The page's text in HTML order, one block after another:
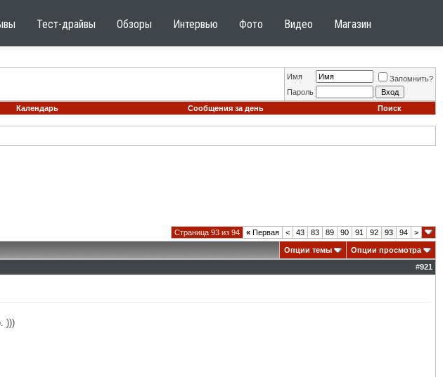
Тест-драйвы Обзоры Интервью Фото Видео Магазин
Имя
Запомнить?
Пароль
Календарь Сообщения за день Поиск
Страница 93 из 94 « Первая < 43 83 89 90 91 92 93 94 >
Опции темы
Опции просмотра
#921
)))